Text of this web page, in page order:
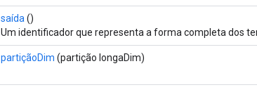
saída ()
Um identificador que representa a forma completa dos
partiçãoDim (partição longaDim)